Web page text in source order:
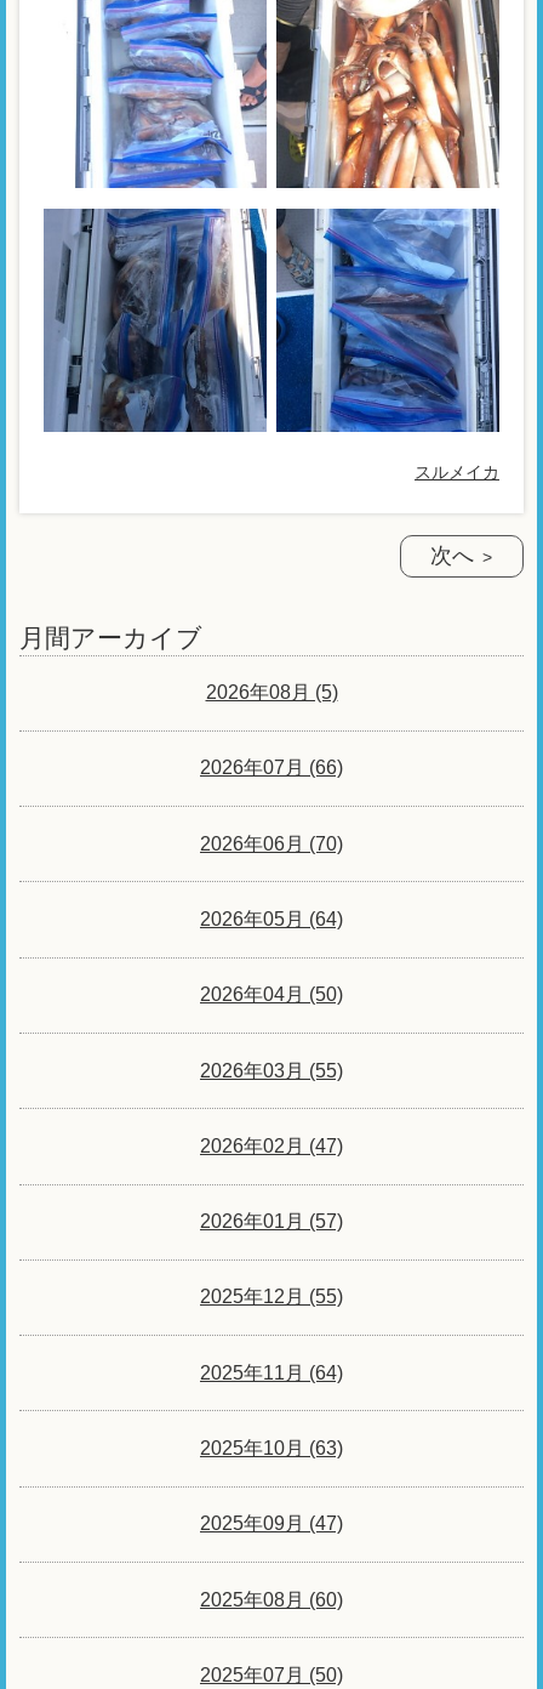
スルメイカ
次へ
月間アーカイブ
2026年08月 (5)
2026年07月 (66)
2026年06月 (70)
2026年05月 (64)
2026年04月 (50)
2026年03月 (55)
2026年02月 (47)
2026年01月 (57)
2025年12月 (55)
2025年11月 (64)
2025年10月 (63)
2025年09月 (47)
2025年08月 (60)
2025年07月 (50)